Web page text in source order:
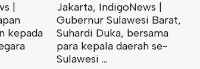
|
se-
Bogor, IndigoNews | Kepala
Kantor Wilayah
Kementerian Hukum
Sulawesi Barat, Saefur
Rochim, menegaska...